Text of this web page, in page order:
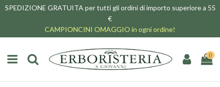
SPEDIZIONE GRATUITA per tutti gli ordini di importo superiore a 55
€
CAMPIONCINI OMAGGIO in ogni ordine!
0